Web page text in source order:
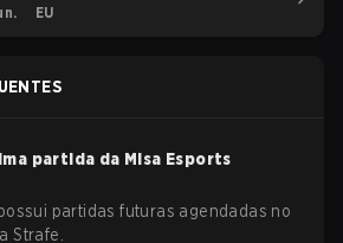
EU
partida da Misa Esports
partidas futuras agendadas no
Strafe.